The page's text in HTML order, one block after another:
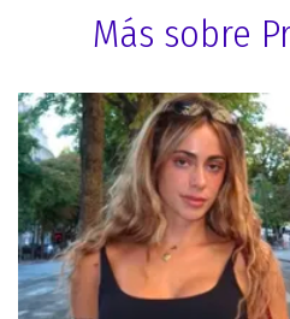
Más sobre